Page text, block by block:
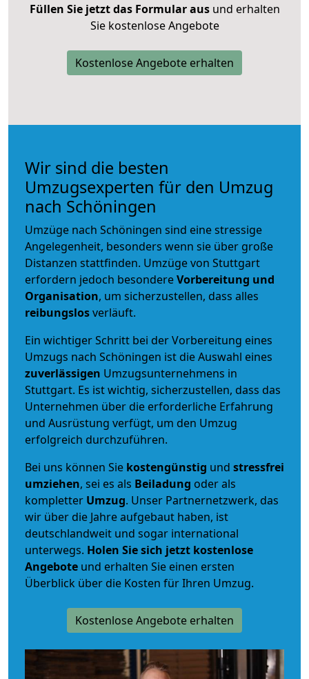
Füllen Sie jetzt das Formular ausund erhalten
Sie kostenlose Angebote
Kostenlose Angebote erhalten
Wir sind die besten
Umzugsexperten für den Umzug
nach Schöningen
Umzüge nach Schöningen sind eine stressige
Angelegenheit, besonders wenn sie über große
Distanzen stattfinden. Umzüge von Stuttgart
erfordern jedoch besondereVorbereitung und
Organisation, um sicherzustellen, dass alles
reibungslosverläuft.
Ein wichtiger Schritt bei der Vorbereitung eines
Umzugs nach Schöningen ist die Auswahl eines
zuverlässigen Umzugsunternehmens in
Stuttgart. Es ist wichtig, sicherzustellen, dass das
Unternehmen über die erforderliche Erfahrung
und Ausrüstung verfügt, um den Umzug
erfolgreich durchzuführen.
Bei uns können Sie kostengünstig und stressfrei
umziehen, sei es als Beiladung oder als
kompletter Umzug. Unser Partnernetzwerk, das
wir über die Jahre aufgebaut haben, ist
deutschlandweit und sogar international
unterwegs. Holen Sie sich jetzt kostenlose
Angebote und erhalten Sie einen ersten
Überblick über die Kosten für Ihren Umzug.
Kostenlose Angebote erhalten